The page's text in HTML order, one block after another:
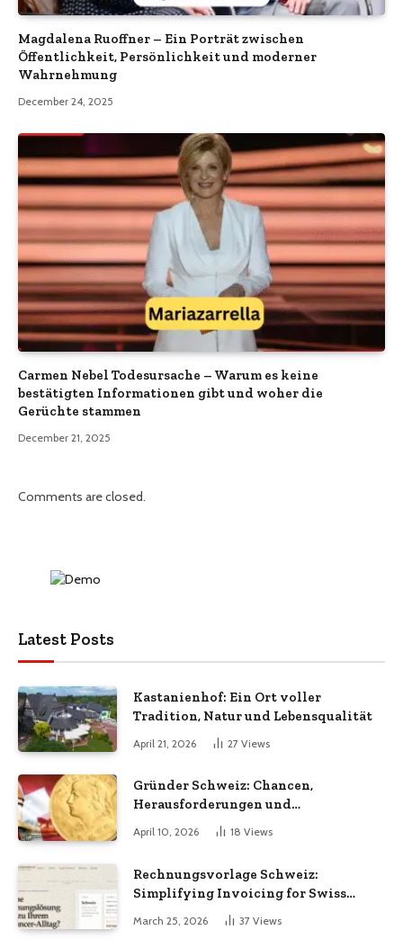
Magdalena Ruoffner – Ein Porträt zwischen
Öffentlichkeit, Persönlichkeit und moderner
Wahrnehmung
December 24, 2025
Carmen Nebel Todesursache – Warum es keine
bestätigten Informationen gibt und woher die
Gerüchte stammen
December 21, 2025
Comments are closed.
Latest Posts
Kastanienhof: Ein Ort voller
Tradition, Natur und Lebensqualität
April 21, 2026 27 Views
Gründer Schweiz: Chancen,
Herausforderungen und
Erfolgsfaktoren im Unternehmertum
April 10, 2026 18 Views
Rechnungsvorlage Schweiz:
Simplifying Invoicing for Swiss
March 25, 2026 37 Views